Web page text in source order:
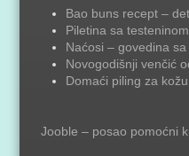
Bao buns recept –
Piletina sa
Naćosi – govedina
Novogodišnji venčić
Domaći piling za
Jooble – posao pomoćni